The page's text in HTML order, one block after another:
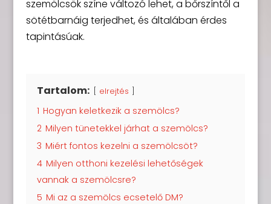
szemölcsök színe változó lehet, a bőrszíntől a
sötétbarnáig terjedhet, és általában érdes
tapintásúak.
Tartalom: elrejtés
1 Hogyan keletkezik a szemölcs?
2 Milyen tünetekkel járhat a szemölcs?
3 Miért fontos kezelni a szemölcsöt?
4 Milyen otthoni kezelési lehetőségek
vannak a szemölcsre?
5 Mi az a szemölcs ecsetelő DM?